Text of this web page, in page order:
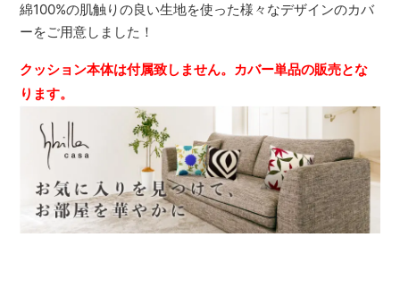
綿100%の肌触りの良い生地を使った様々なデザインのカバ
ーをご用意しました！
クッション本体は付属致しません。カバー単品の販売とな
ります。